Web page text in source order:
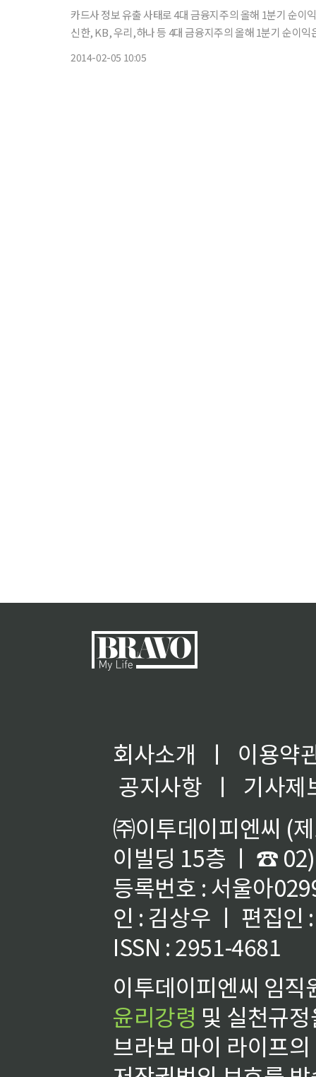
카드사 정보 유출 사태로 4대 금융지주의 올해 1분기 순이익이 500억원
신한, KB, 우리,하나 등 4대 금융지주의 올해 1분기 순이
2014-02-05 10:05
회사소개 ㅣ
이용약
공지사항
ㅣ
기사제
㈜이투데이피엔씨 (
이빌딩 15층 ㅣ ☎
등록번호 : 서울아
인 : 김상우 ㅣ 편집인
ISSN : 2951-4681
이투데이피엔씨 임
윤리강령 및 실천규
브라보 마이 라이프